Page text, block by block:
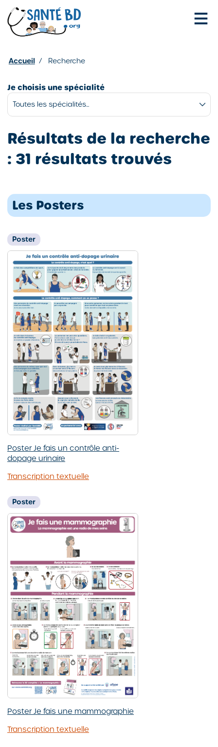
Je configure mes cookies
Accueil / Recherche
Je choisis une spécialité
Résultats de la recherche
: 31 résultats trouvés
Les Posters
Poster
Poster Je fais un contrôle anti-
dopage urinaire
Transcription textuelle
Poster
Poster Je fais une mammographie
Transcription textuelle